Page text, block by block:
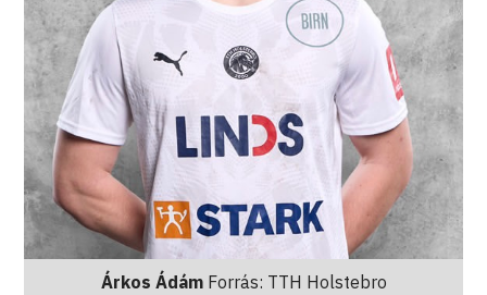
Árkos Ádám Forrás: TTH Holstebro